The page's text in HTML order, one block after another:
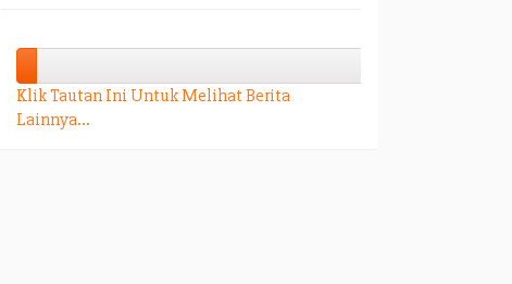
Klik Tautan Ini Untuk Melihat Berita
Lainnya...